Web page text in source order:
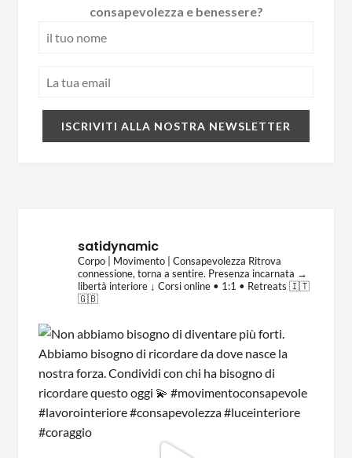
consapevolezza e benessere?
satidynamic
Corpo | Movimento | Consapevolezza Ritrova
connessione, torna a sentire. Presenza incarnata →
libertà interiore↓ Corsi online • 1:1 • Retreats 🇮🇹
🇬🇧